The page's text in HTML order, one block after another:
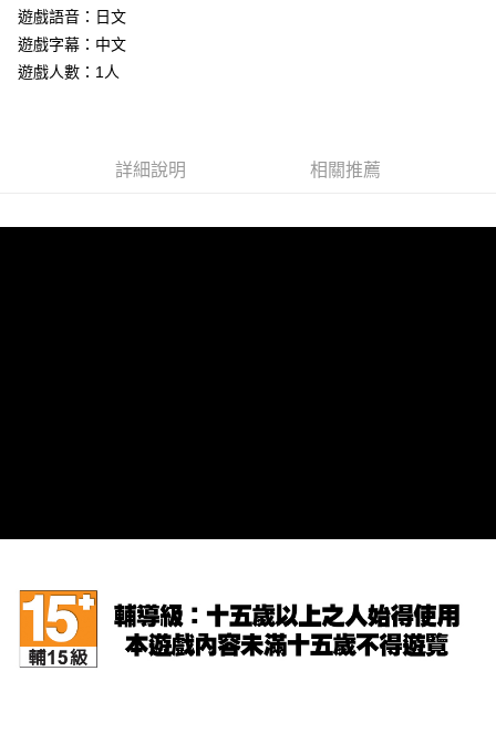
Google Pay
ATM付款
全家付款後取貨
每筆NT$200，滿NT$1,790(含以上)免運費
每筆NT$200
遊戲語音：日文
遊戲字幕：中文
遊戲人數：1人
詳細說明 相關推薦